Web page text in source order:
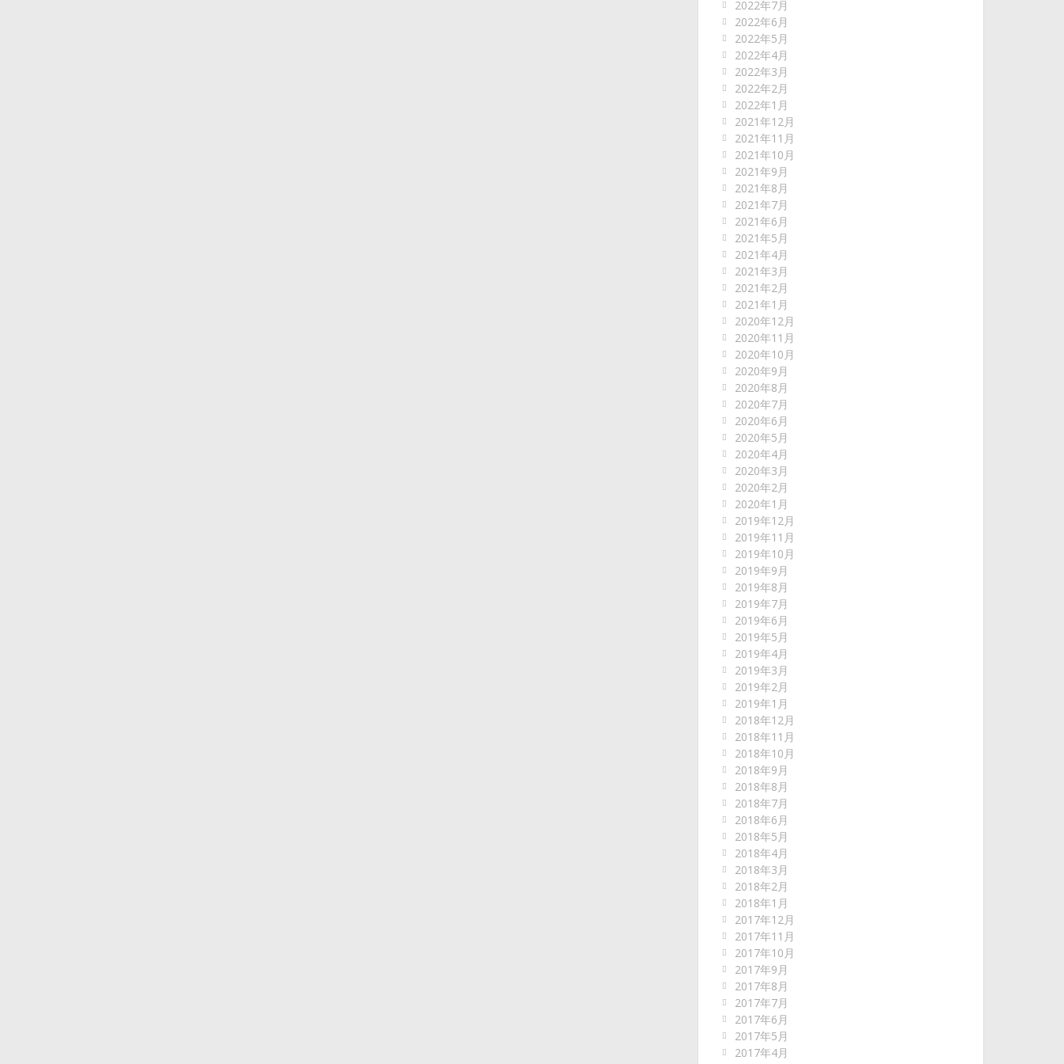
2022年7月
2022年6月
2022年5月
2022年4月
2022年3月
2022年2月
2022年1月
2021年12月
2021年11月
2021年10月
2021年9月
2021年8月
2021年7月
2021年6月
2021年5月
2021年4月
2021年3月
2021年2月
2021年1月
2020年12月
2020年11月
2020年10月
2020年9月
2020年8月
2020年7月
2020年6月
2020年5月
2020年4月
2020年3月
2020年2月
2020年1月
2019年12月
2019年11月
2019年10月
2019年9月
2019年8月
2019年7月
2019年6月
2019年5月
2019年4月
2019年3月
2019年2月
2019年1月
2018年12月
2018年11月
2018年10月
2018年9月
2018年8月
2018年7月
2018年6月
2018年5月
2018年4月
2018年3月
2018年2月
2018年1月
2017年12月
2017年11月
2017年10月
2017年9月
2017年8月
2017年7月
2017年6月
2017年5月
2017年4月